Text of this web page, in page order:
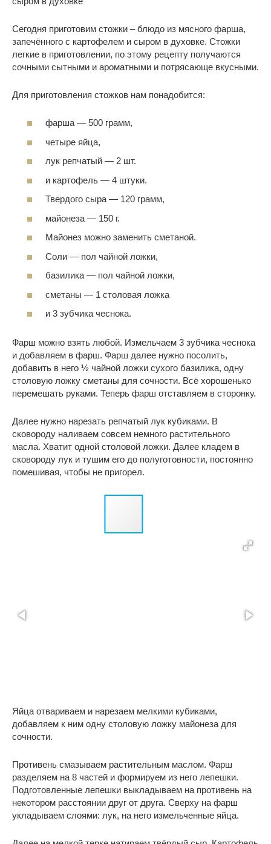
Сегодня приготовим стожки – блюдо из мясного фарша,
запечённого с картофелем и сыром в духовке. Стожки
легкие в приготовлении, по этому рецепту получаются
сочными сытными и ароматными и потрясающе вкусными.
Для приготовления стожков нам понадобится:
фарша — 500 грамм,
четыре яйца,
лук репчатый — 2 шт.
и картофель — 4 штуки.
Твердого сыра — 120 грамм,
майонеза — 150 г.
Майонез можно заменить сметаной.
Соли — пол чайной ложки,
базилика — пол чайной ложки,
сметаны — 1 столовая ложка
и 3 зубчика чеснока.
Фарш можно взять любой. Измельчаем 3 зубчика чеснока
и добавляем в фарш. Фарш далее нужно посолить,
добавить в него ½ чайной ложки сухого базилика, одну
столовую ложку сметаны для сочности. Всё хорошенько
перемешать руками. Теперь фарш отставляем в сторонку.
Далее нужно нарезать репчатый лук кубиками. В
сковороду наливаем совсем немного растительного
масла. Хватит одной столовой ложки. Далее кладем в
сковороду лук и тушим его до полуготовности, постоянно
помешивая, чтобы не пригорел.
Яйца отвариваем и нарезаем мелкими кубиками,
добавляем к ним одну столовую ложку майонеза для
сочности.
Противень смазываем растительным маслом. Фарш
разделяем на 8 частей и формируем из него лепешки.
Подготовленные лепешки выкладываем на противень на
некотором расстоянии друг от друга. Сверху на фарш
укладываем слоями: лук, на него измельченные яйца.